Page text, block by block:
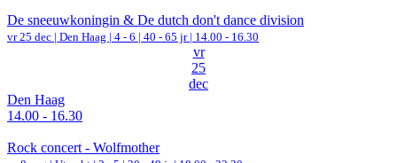
De sneeuwkoningin & De dutch don't dance division
vr 25 dec | Den Haag | 4 - 6 | 40 - 65 jr | 14.00 - 16.30
vr
25
dec
Den Haag
14.00 - 16.30
Rock concert - Wolfmother